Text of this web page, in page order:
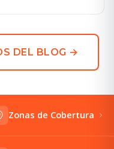
DEL BLOG →
Zonas de Cobertura